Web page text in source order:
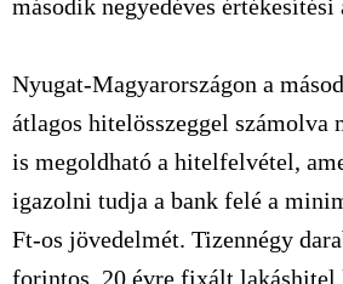
második negyedéves értékesítési
Nyugat-Magyarországon a
átlagos hitelösszeggel számolva
is megoldható a hitelfelvétel,
igazolni tudja a bank felé a
Ft-os jövedelmét. Tizennégy
forintos, 20 évre fixált lakáshitel